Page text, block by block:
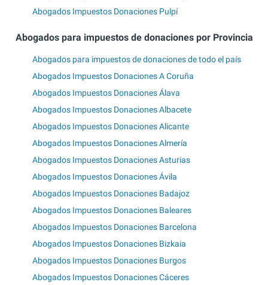
Abogados Impuestos Donaciones Pulpí
Abogados para impuestos de donaciones por Provincia
Abogados para impuestos de donaciones de todo el país
Abogados Impuestos Donaciones A Coruña
Abogados Impuestos Donaciones Álava
Abogados Impuestos Donaciones Albacete
Abogados Impuestos Donaciones Alicante
Abogados Impuestos Donaciones Almería
Abogados Impuestos Donaciones Asturias
Abogados Impuestos Donaciones Ávila
Abogados Impuestos Donaciones Badajoz
Abogados Impuestos Donaciones Baleares
Abogados Impuestos Donaciones Barcelona
Abogados Impuestos Donaciones Bizkaia
Abogados Impuestos Donaciones Burgos
Abogados Impuestos Donaciones Cáceres